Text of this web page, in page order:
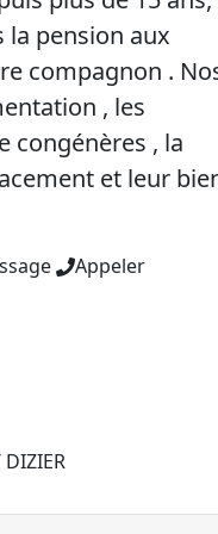
la pension aux
compagnon .
, les
congénères , la
et leur
Appeler
DIZIER